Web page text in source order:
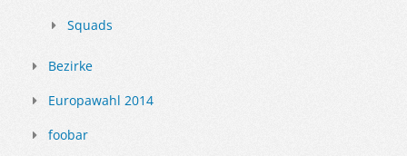
Squads
Bezirke
Europawahl 2014
foobar